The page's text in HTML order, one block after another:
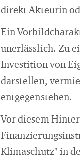
direkt Akteurin
Ein
unerlässlich. Zu
Investition von
darstellen,
entgegenstehen.
Vor diesem
Klimaschutz" in